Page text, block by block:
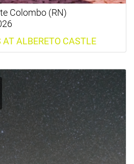
Colombo (RN)
ALBERETO CASTLE